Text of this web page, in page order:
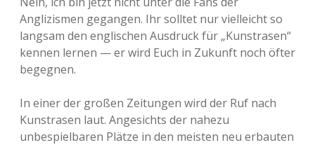
Anglizismen gegangen. Ihr solltet nur vielleicht so
langsam den englischen Ausdruck für „Kunstrasen“
kennen lernen — er wird Euch in Zukunft noch öfter
begegnen.
In einer der großen Zeitungen wird der Ruf nach
Kunstrasen laut. Angesichts der nahezu
unbespielbaren Plätze in den meisten neu erbauten